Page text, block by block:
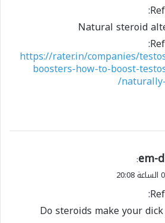
Natural steroid
https://rater.in/companies/
boosters-how-to-boost-
em-
:
Do steroids make your